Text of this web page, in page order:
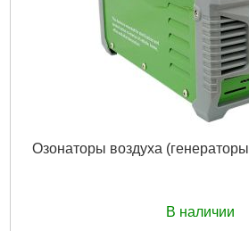
Озонаторы воздуха
В наличии